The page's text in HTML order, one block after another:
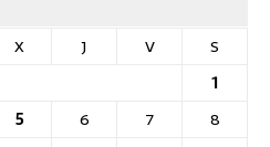
X J V
S
1
5 6 7
8